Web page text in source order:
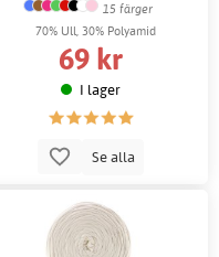
15 färger
70% Ull, 30% Polyamid
69 kr
I lager
Se alla